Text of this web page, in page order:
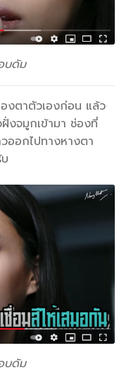
บดัม
องตาตัวเองก่อน แล้ว
งจมูกเข้ามา ช่องที่
ออกไปทางหางตา
บดัม